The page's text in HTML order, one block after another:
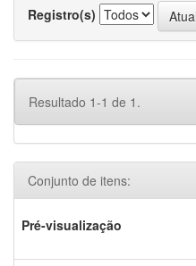
Registro(s)
Resultado 1-1 de 1.
Conjunto de itens:
Pré-visualização